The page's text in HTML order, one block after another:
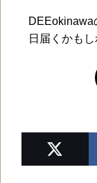
DEEokinawa
日届くかもし